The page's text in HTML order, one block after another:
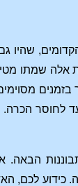
שהיו
אלה שמתו
בזמנים
הכרה.
הבאה.
כידוע לכם,